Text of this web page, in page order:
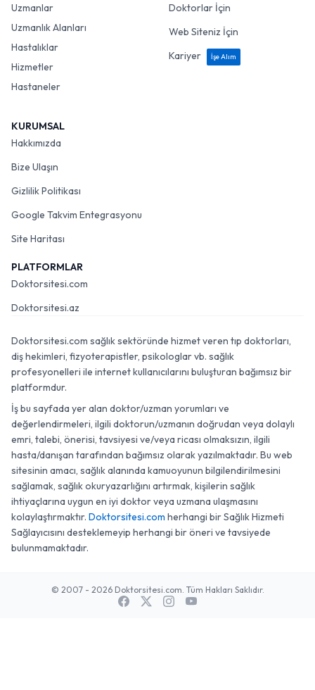
Uzmanlar
Uzmanlık Alanları
Hastalıklar
Hizmetler
Hastaneler
Doktorlar İçin
Web Siteniz İçin
Kariyer
İşe Alım
KURUMSAL
Hakkımızda
Bize Ulaşın
Gizlilik Politikası
Google Takvim Entegrasyonu
Site Haritası
PLATFORMLAR
Doktorsitesi.com
Doktorsitesi.az
Doktorsitesi.com sağlık sektöründe hizmet veren tıp doktorları,
diş hekimleri, fizyoterapistler, psikologlar vb. sağlık
profesyonelleri ile internet kullanıcılarını buluşturan bağımsız bir
platformdur.
İş bu sayfada yer alan doktor/uzman yorumları ve
değerlendirmeleri, ilgili doktorun/uzmanın doğrudan veya dolaylı
emri, talebi, önerisi, tavsiyesi ve/veya ricası olmaksızın, ilgili
hasta/danışan tarafından bağımsız olarak yazılmaktadır. Bu web
sitesinin amacı, sağlık alanında kamuoyunun bilgilendirilmesini
sağlamak, sağlık okuryazarlığını artırmak, kişilerin sağlık
ihtiyaçlarına uygun en iyi doktor veya uzmana ulaşmasını
kolaylaştırmaktır. Doktorsitesi.com herhangi bir Sağlık Hizmeti
Sağlayıcısını desteklemeyip herhangi bir öneri ve tavsiyede
bulunmamaktadır.
© 2007 - 2026 Doktorsitesi.com. Tüm Hakları Saklıdır.